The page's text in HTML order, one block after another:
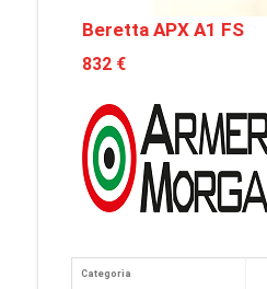
Beretta APX A1 FS
832 €
Categoria